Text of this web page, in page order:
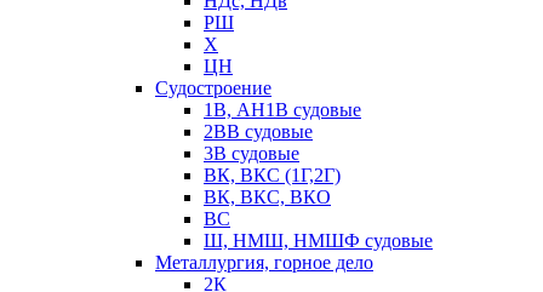
РШ
Х
ЦН
Судостроение
1В, АН1В судовые
2ВВ судовые
3В судовые
ВК, ВКС (1Г,2Г)
ВК, ВКС, ВКО
ВС
Ш, НМШ, НМШФ судовые
Металлургия, горное дело
2К